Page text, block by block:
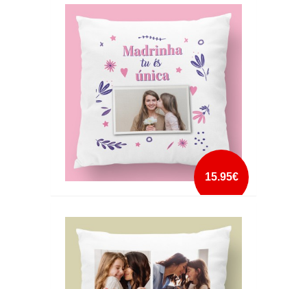
mais info
add à lista
15.95€
mais info
add à lista